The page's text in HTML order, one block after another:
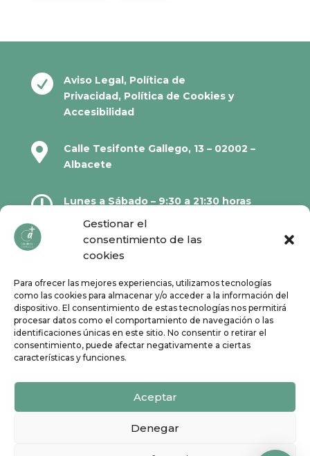
Gestionar el
consentimiento de las
cookies
Para ofrecer las mejores experiencias, utilizamos tecnologías
como las cookies para almacenar y/o acceder a la información del
dispositivo. El consentimiento de estas tecnologías nos permitirá
procesar datos como el comportamiento de navegación o las
identificaciones únicas en este sitio. No consentir o retirar el
consentimiento, puede afectar negativamente a ciertas
características y funciones.
Aceptar
Denegar
 Aviso Legal, Política de
Privacidad, Política de Cookies y
Accesibilidad

Calle Tesifonte Gallego, 13 – 02002 –
Albacete
 Lunes a Sábado – 9:30 a 21:30 horas
 967 21 23 32
 610 67 38 33
Síguenos en Redes Sociales: